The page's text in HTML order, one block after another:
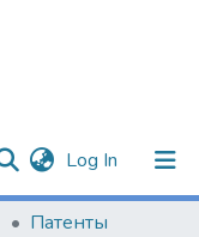
Log In (current)
Патенты